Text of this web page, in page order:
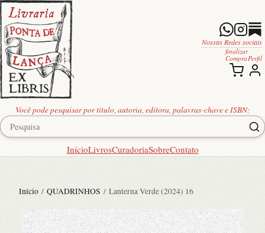
Você pode pesquisar por título, autoria, editora, palavras-chave e ISBN:
InícioLivrosCuradoriaSobreContato
Nossas Redes sociais
finalizar
Compra Perfil
Início / QUADRINHOS / Lanterna Verde (2024) 16